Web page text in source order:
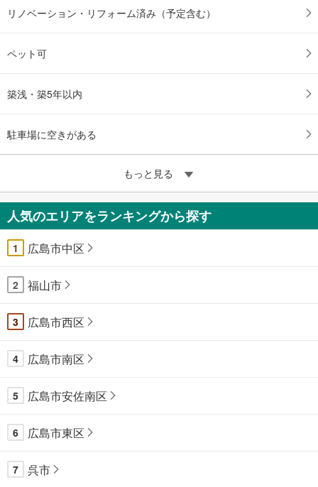
リノベーション・リフォーム済み（予定含む）
ペット可
築浅・築5年以内
駐車場に空きがある
もっと見る
人気のエリアをランキングから探す
1 広島市中区
2 福山市
3 広島市西区
4 広島市南区
5 広島市安佐南区
6 広島市東区
7 呉市